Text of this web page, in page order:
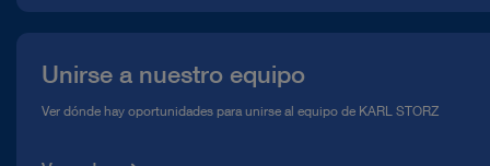
Unirse a nuestro equipo
Ver dónde hay oportunidades para unirse al equipo de KARL STORZ